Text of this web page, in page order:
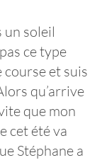
un soleil
ce type
course et suis
qu’arrive
que mon
cet été va
Stéphane a